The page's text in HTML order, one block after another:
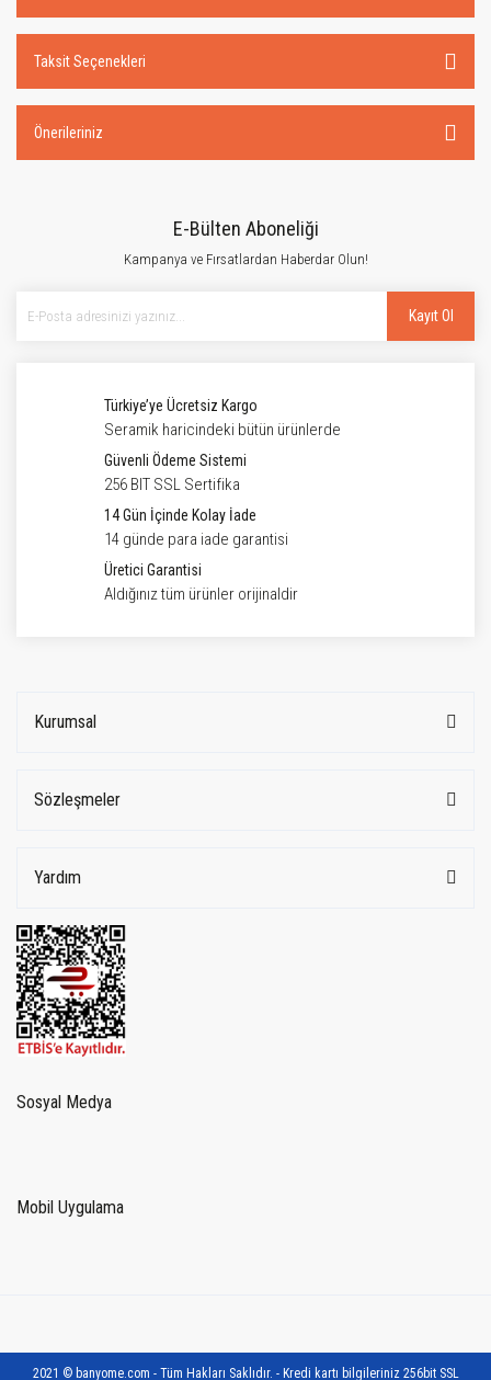
Taksit Seçenekleri
Önerileriniz
E-Bülten Aboneliği
Kampanya ve Fırsatlardan Haberdar Olun!
Kayıt Ol
Türkiye’ye Ücretsiz Kargo
Seramik haricindeki bütün ürünlerde
Güvenli Ödeme Sistemi
256 BIT SSL Sertifika
14 Gün İçinde Kolay İade
14 günde para iade garantisi
Üretici Garantisi
Aldığınız tüm ürünler orijinaldir
Kurumsal
Sözleşmeler
Yardım
Sosyal Medya
Mobil Uygulama
2021 © banyome.com - Tüm Hakları Saklıdır. - Kredi kartı bilgileriniz 256bit SSL